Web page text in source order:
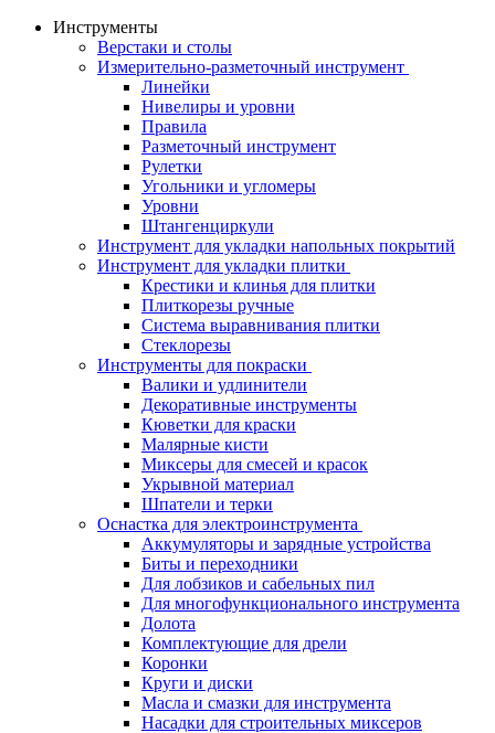
Инструменты
Верстаки и столы
Измерительно-разметочный инструмент
Линейки
Нивелиры и уровни
Правила
Разметочный инструмент
Рулетки
Угольники и угломеры
Уровни
Штангенциркули
Инструмент для укладки напольных покрытий
Инструмент для укладки плитки
Крестики и клинья для плитки
Плиткорезы ручные
Система выравнивания плитки
Стеклорезы
Инструменты для покраски
Валики и удлинители
Декоративные инструменты
Кюветки для краски
Малярные кисти
Миксеры для смесей и красок
Укрывной материал
Шпатели и терки
Оснастка для электроинструмента
Аккумуляторы и зарядные устройства
Биты и переходники
Для лобзиков и сабельных пил
Для многофункционального инструмента
Долота
Комплектующие для дрели
Коронки
Круги и диски
Масла и смазки для инструмента
Насадки для строительных миксеров